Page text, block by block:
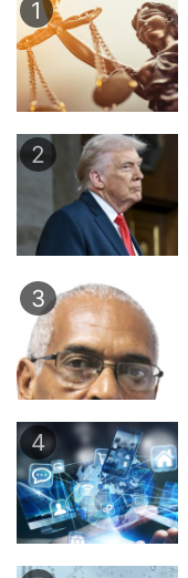
1
2
3
4